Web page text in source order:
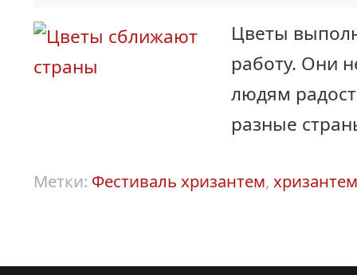
Цветы
работу. Они
людям
разные
Метки: Фестиваль хризантем,